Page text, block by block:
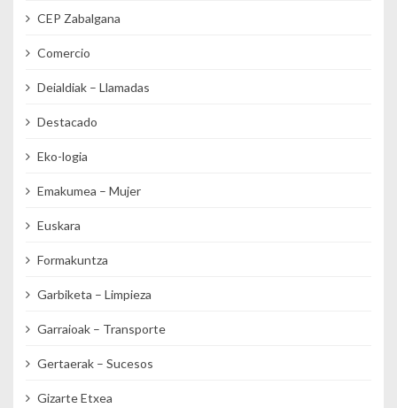
CEP Zabalgana
Comercio
Deialdiak – Llamadas
Destacado
Eko-logia
Emakumea – Mujer
Euskara
Formakuntza
Garbiketa – Limpieza
Garraioak – Transporte
Gertaerak – Sucesos
Gizarte Etxea